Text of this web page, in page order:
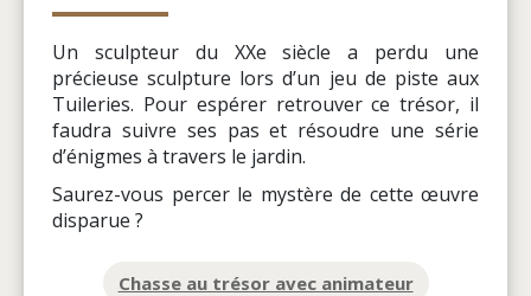
Un sculpteur du XXe siècle a perdu une
précieuse sculpture lors d’un jeu de piste aux
Tuileries. Pour espérer retrouver ce trésor, il
faudra suivre ses pas et résoudre une série
d’énigmes à travers le jardin.
Saurez-vous percer le mystère de cette œuvre
disparue ?
Chasse au trésor avec animateur